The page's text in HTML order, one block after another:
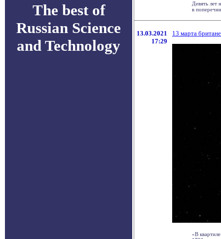
The best of
Russian Science
and Technology
Девять лет
в
13.03.2021
17:29
13 марта
«В